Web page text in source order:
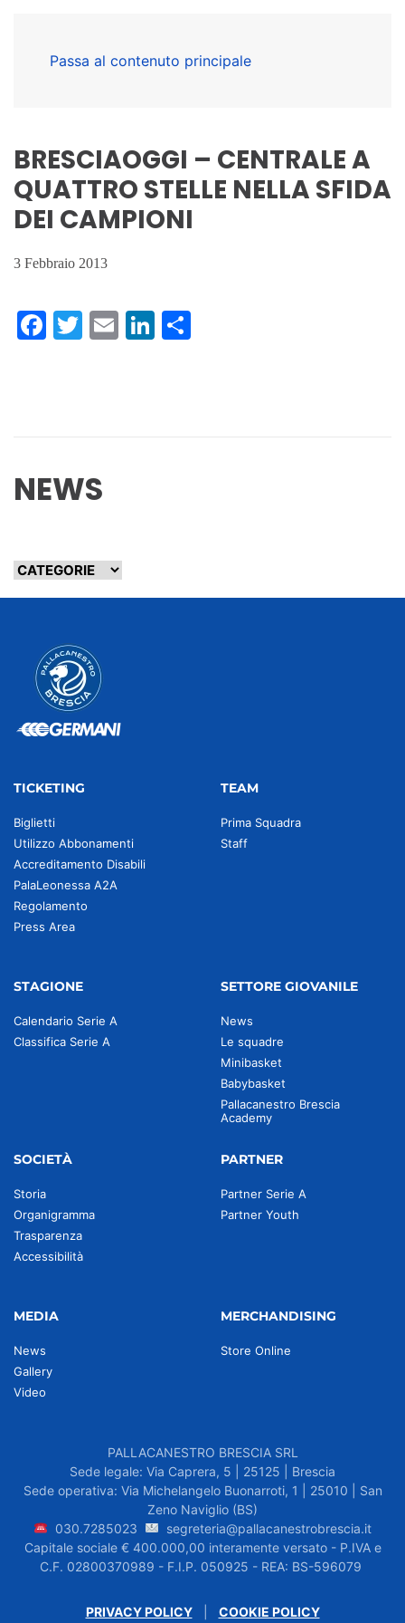
Passa al contenuto principale
BRESCIAOGGI – CENTRALE A
QUATTRO STELLE NELLA SFIDA
DEI CAMPIONI
3 Febbraio 2013
Facebook
Twitter
EmailLinkedIn
NEWS
TICKETING
Biglietti
Utilizzo Abbonamenti
Accreditamento Disabili
PalaLeonessa A2A
Regolamento
Press Area
TEAM
Prima Squadra
Staff
STAGIONE
Calendario Serie A
Classifica Serie A
SETTORE GIOVANILE
News
Le squadre
Minibasket
Babybasket
Pallacanestro Brescia
Academy
SOCIETÀ
Storia
Organigramma
Trasparenza
Accessibilità
PARTNER
Partner Serie A
Partner Youth
MEDIA
News
Gallery
Video
MERCHANDISING
Store Online
PALLACANESTRO BRESCIA SRL
Sede legale: Via Caprera, 5 | 25125 | Brescia
Sede operativa: Via Michelangelo Buonarroti, 1 | 25010 | San
Zeno Naviglio (BS)
030.7285023
segreteria@pallacanestrobrescia.it
Capitale sociale € 400.000,00 interamente versato - P.IVA e
C.F. 02800370989 - F.I.P. 050925 - REA: BS-596079
PRIVACY POLICY| COOKIE POLICY